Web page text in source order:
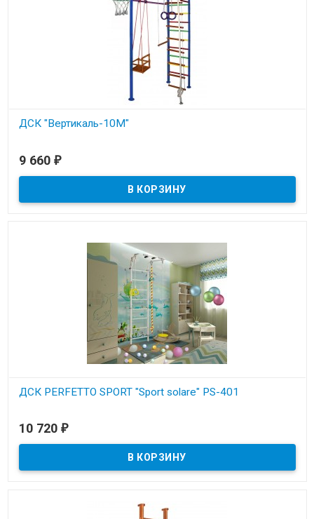
ДСК "Вертикаль-10М"
9 660 ₽
ДСК PERFETTO SPORT "Sport solare" PS-401
10 720 ₽